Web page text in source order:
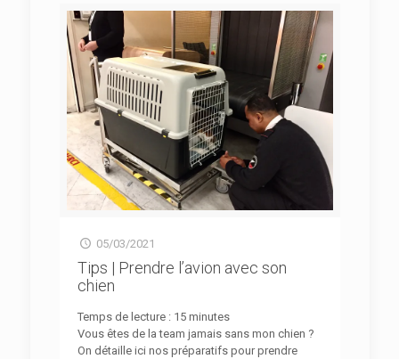
05/03/2021
Tips | Prendre l’avion avec son
chien
Temps de lecture : 15 minutes
Vous êtes de la team jamais sans mon chien ?
On détaille ici nos préparatifs pour prendre